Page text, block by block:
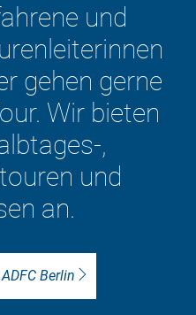
Für den
ADFC-
Berliner